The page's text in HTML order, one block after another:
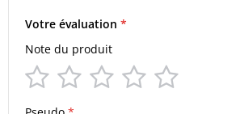
Votre évaluation
Note du produit
1
star
2
stars
3
stars
4
stars